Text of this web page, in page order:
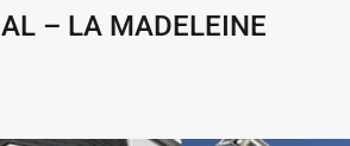
– LA MADELEINE